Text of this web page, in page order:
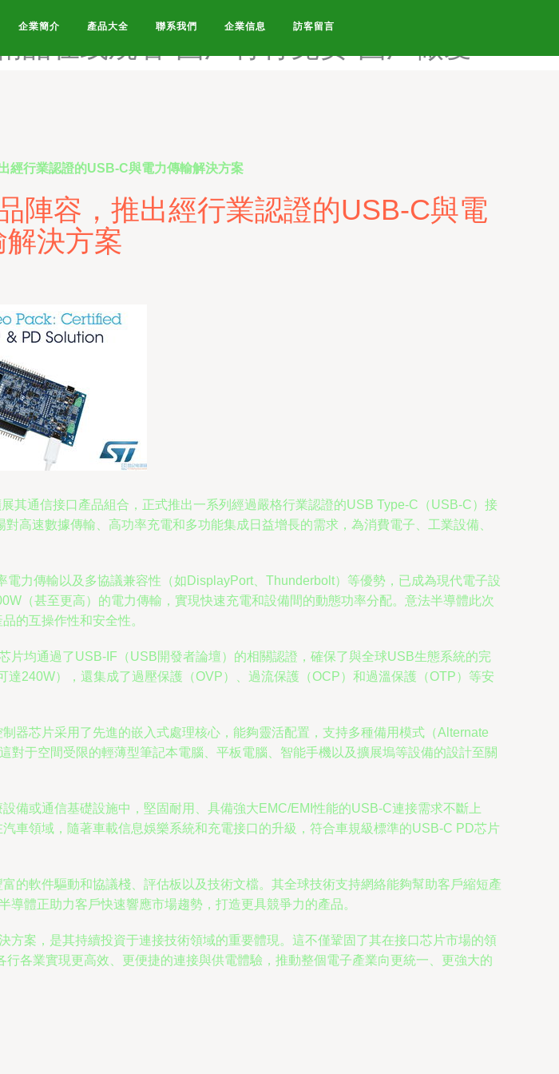
做爱网-国产做爱网站-国产做爰又粗又大-
企業簡介 產品大全 聯系我們 企業信息 訪客留言
經行業認證的USB-C與電力傳輸解決方案
陣容，推出經行業認證的USB-C與電
解決方案
其通信接口產品組合，正式推出一系列經過嚴格行業認證的USB Type-C（USB-C）接
高速數據傳輸、高功率充電和多功能集成日益增長的需求，為消費電子、工業設備、
力傳輸以及多協議兼容性（如DisplayPort、Thunderbolt）等優勢，已成為現代電子設
（甚至更高）的電力傳輸，實現快速充電和設備間的動態功率分配。意法半導體此次
的互操作性和安全性。
均通過了USB-IF（USB開發者論壇）的相關認證，確保了與全球USB生態系統的完
240W），還集成了過壓保護（OVP）、過流保護（OCP）和過溫保護（OTP）等安
器芯片采用了先進的嵌入式處理核心，能夠靈活配置，支持多種備用模式（Alternate
于空間受限的輕薄型筆記本電腦、平板電腦、智能手機以及擴展塢等設備的設計至關
備或通信基礎設施中，堅固耐用、具備強大EMC/EMI性能的USB-C連接需求不斷上
車領域，隨著車載信息娛樂系統和充電接口的升級，符合車規級標準的USB-C PD芯片
的軟件驅動和協議棧、評估板以及技術文檔。其全球技術支持網絡能夠幫助客戶縮短產
體正助力客戶快速響應市場趨勢，打造更具競爭力的產品。
案，是其持續投資于連接技術領域的重要體現。這不僅鞏固了其在接口芯片市場的領
各業實現更高效、更便捷的連接與供電體驗，推動整個電子產業向更統一、更強大的